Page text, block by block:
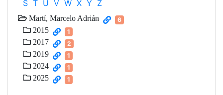
S T U V W X Y Z
Martí, Marcelo Adrián 6
2015 1
2017 2
2019 1
2024 1
2025 1